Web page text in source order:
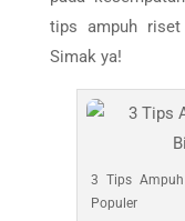
tips ampuh riset
Simak ya!
3 Tips
Populer